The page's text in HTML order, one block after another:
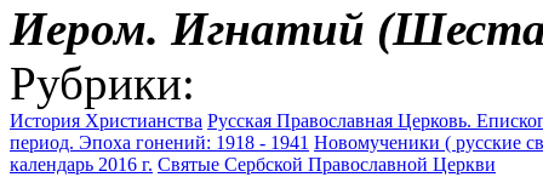
Иером. Игнатий
Рубрики:
История Христианства Русская Православная Церковь.
период. Эпоха гонений: 1918 - 1941 Новомученики ( русские
календарь 2016 г. Святые Сербской Православной Церкви